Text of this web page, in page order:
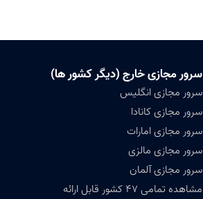
سرور مجازی خارج (دیگر کشور ها)
سرور مجازی انگلیس
سرور مجازی کانادا
سرور مجازی امارات
سرور مجازی مالزی
سرور مجازی آلمان
مشاهده تمامی ۴۷ کشور قابل ارائه